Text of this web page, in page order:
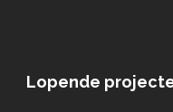
Lopende